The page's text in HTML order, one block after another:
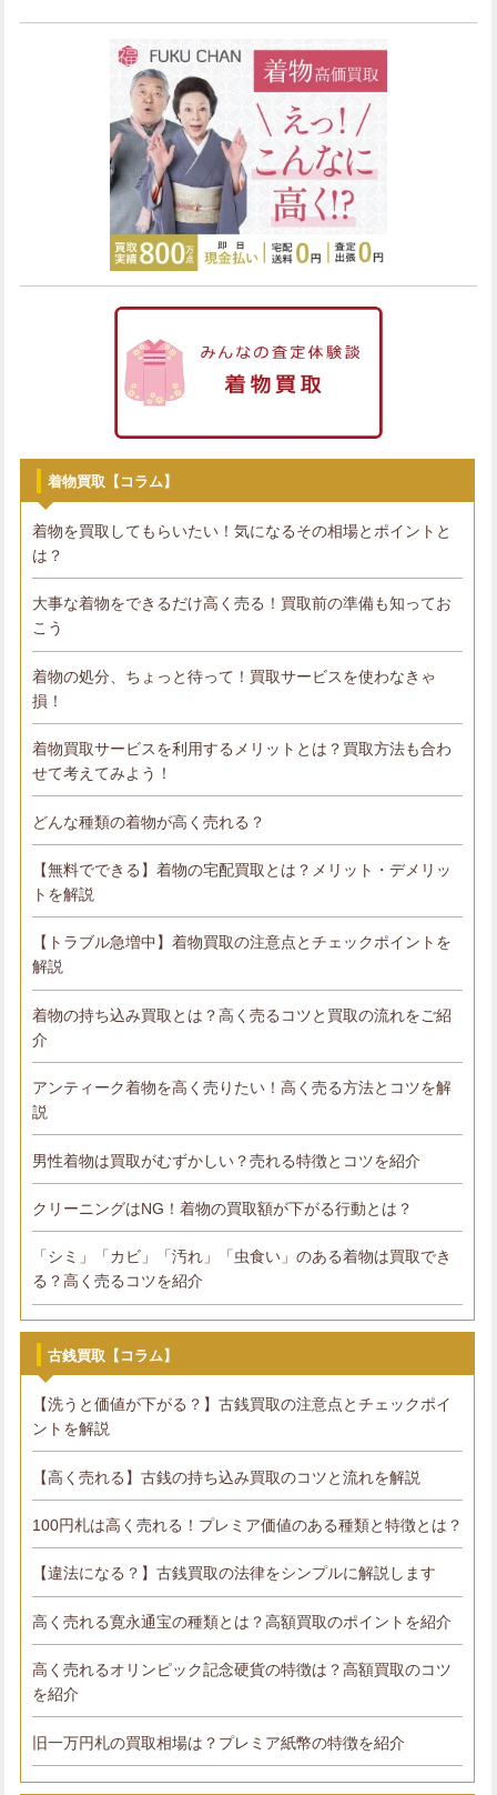
着物買取【コラム】
着物を買取してもらいたい！気になるその相場とポイントと
は？
大事な着物をできるだけ高く売る！買取前の準備も知ってお
こう
着物の処分、ちょっと待って！買取サービスを使わなきゃ
損！
着物買取サービスを利用するメリットとは？買取方法も合わ
せて考えてみよう！
どんな種類の着物が高く売れる？
【無料でできる】着物の宅配買取とは？メリット・デメリッ
トを解説
【トラブル急増中】着物買取の注意点とチェックポイントを
解説
着物の持ち込み買取とは？高く売るコツと買取の流れをご紹
介
アンティーク着物を高く売りたい！高く売る方法とコツを解
説
男性着物は買取がむずかしい？売れる特徴とコツを紹介
クリーニングはNG！着物の買取額が下がる行動とは？
「シミ」「カビ」「汚れ」「虫食い」のある着物は買取でき
る？高く売るコツを紹介
古銭買取【コラム】
【洗うと価値が下がる？】古銭買取の注意点とチェックポイ
ントを解説
【高く売れる】古銭の持ち込み買取のコツと流れを解説
100円札は高く売れる！プレミア価値のある種類と特徴とは？
【違法になる？】古銭買取の法律をシンプルに解説します
高く売れる寛永通宝の種類とは？高額買取のポイントを紹介
高く売れるオリンピック記念硬貨の特徴は？高額買取のコツ
を紹介
旧一万円札の買取相場は？プレミア紙幣の特徴を紹介